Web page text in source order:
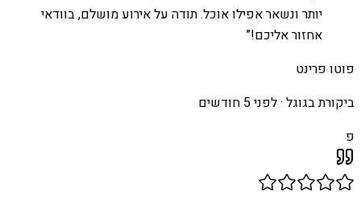
יותר ונשאר אפילו אוכל. תודה על אירוע מושלם, בוודאי
אחזור אליכם!”
פוטו פרינט
ביקורת בגוגל ·לפני 5 חודשים
פ